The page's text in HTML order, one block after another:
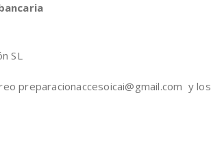
SL
preparacionaccesoicai@gmail.com y los